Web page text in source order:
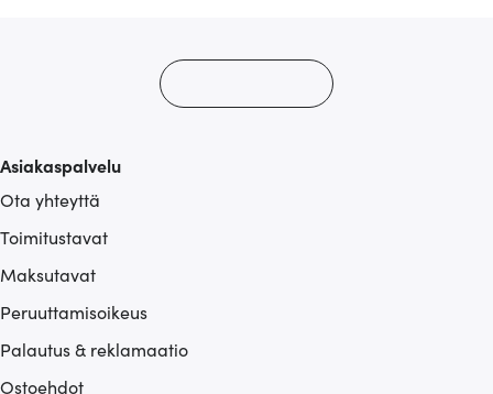
Asiakaspalvelu
Ota yhteyttä
Toimitustavat
Maksutavat
Peruuttamisoikeus
Palautus & reklamaatio
Ostoehdot